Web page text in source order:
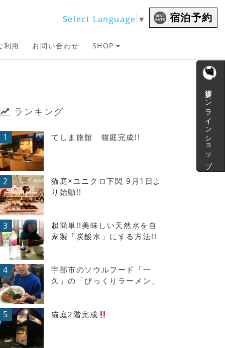
猫庭オンラインショップ
Select Language ▼ 宿泊予約
利用 お問い合わせ SHOP
ランキング
1 てしま旅館 猫庭完成!!
2
猫庭×ユニクロ下関 9月1日よ
り始動!!
3
超簡単!!美味しい天然水を自
家製「炭酸水」にする方法!!
4
宇部市のソウルフード「一
久」の「びっくりラーメン」
5 猫庭2階完成